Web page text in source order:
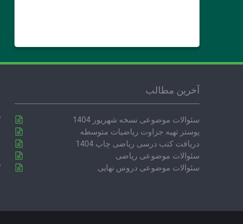
آخرین مطالب
سئوالات موضوعی نسخه شهریور 1404
پوستر تهیه جزاوت ریاضیات متوسطه
دریافت کتب درسی ریاضی چاپ 1404
سئوالات موضوعی ریاضی
سئوالات موضوعی دروس نهایی